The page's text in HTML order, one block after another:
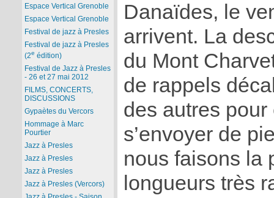
Danaïdes, le
arrivent. La
du Mont
de rappels
des autres
s’envoyer de
nous faisons la
longueurs très
Espace Vertical Grenoble
Espace Vertical Grenoble
Festival de jazz à Presles
Festival de jazz à Presles
(2e édition)
Festival de Jazz à Presles
- 26 et 27 mai 2012
FILMS, CONCERTS,
DISCUSSIONS
Gypaètes du Vercors
Hommage à Marc
Pourtier
Jazz à Presles
Jazz à Presles
Jazz à Presles
Jazz à Presles (Vercors)